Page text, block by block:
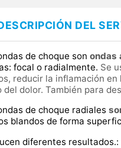
DEL
de choque son ondas
focal o radialmente. Se
reducir la inflamación
del dolor. También para
de choque radiales
blandos de forma
diferentes resultados.: